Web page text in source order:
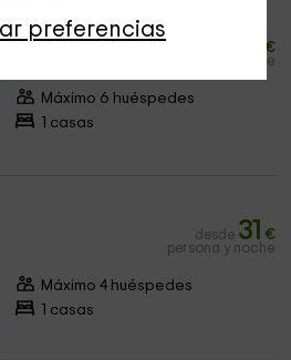
preferencias
€
persona y noche
Máximo 6 huéspedes
1 casas
desde 31 €
persona y noche
Máximo 4 huéspedes
1 casas